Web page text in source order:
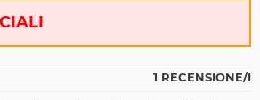
1 RECENSIONE/I